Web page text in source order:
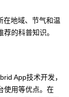
在地域、节气和温
的科普知识。
App技术开发，
使用等优点。在